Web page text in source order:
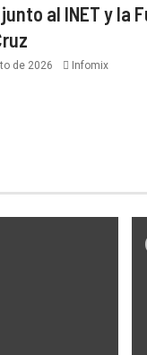
al INET y la
de 2026 Infomix